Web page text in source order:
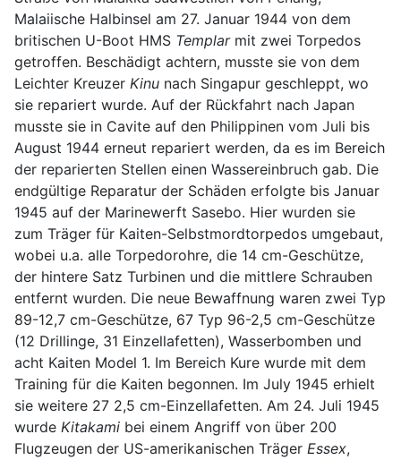
Malaiische Halbinsel am 27. Januar 1944 von dem
britischen U-Boot HMS Templarmit zwei Torpedos
getroffen. Beschädigt achtern, musste sie von dem
Leichter Kreuzer Kinu nach Singapur geschleppt, wo
sie repariert wurde. Auf der Rückfahrt nach Japan
musste sie in Cavite auf den Philippinen vom Juli bis
August 1944 erneut repariert werden, da es im Bereich
der reparierten Stellen einen Wassereinbruch gab. Die
endgültige Reparatur der Schäden erfolgte bis Januar
1945 auf der Marinewerft Sasebo. Hier wurden sie
zum Träger für Kaiten-Selbstmordtorpedos umgebaut,
wobei u.a. alle Torpedorohre, die 14 cm-Geschütze,
der hintere Satz Turbinen und die mittlere Schrauben
entfernt wurden. Die neue Bewaffnung waren zwei Typ
89-12,7 cm-Geschütze, 67 Typ 96-2,5 cm-Geschütze
(12 Drillinge, 31 Einzellafetten), Wasserbomben und
acht Kaiten Model 1. Im Bereich Kure wurde mit dem
Training für die Kaiten begonnen. Im July 1945 erhielt
sie weitere 27 2,5 cm-Einzellafetten. Am 24. Juli 1945
wurde Kitakami bei einem Angriff von über 200
Flugzeugen der US-amerikanischen Träger Essex,